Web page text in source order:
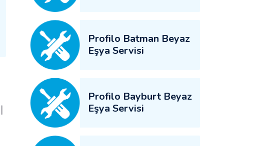
Profilo Batman Beyaz
Eşya Servisi
Profilo Bayburt Beyaz
Eşya Servisi